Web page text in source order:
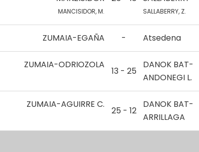
MANCISIDOR, M. SALLABERRY, Z.
ZUMAIA-EGAÑA - Atsedena
ZUMAIA-ODRIOZOLA
13 - 25
DANOK BAT-
ANDONEGI L.
ZUMAIA-AGUIRRE C.
25 - 12
DANOK BAT-
ARRILLAGA